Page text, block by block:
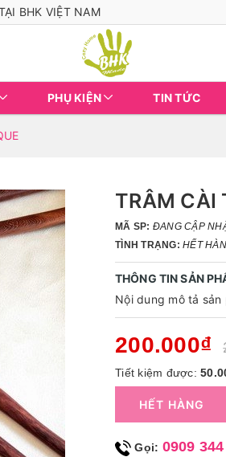
BHK VIỆT NAM
PHỤ KIỆN TIN TỨC
TRÂM CÀI
MÃ SP: ĐANG CẬP
TÌNH TRẠNG: HẾT
THÔNG TIN SẢN
Nội dung mô tả
200.000₫
Tiết kiệm được:
HẾT HÀNG
Gọi: 0909